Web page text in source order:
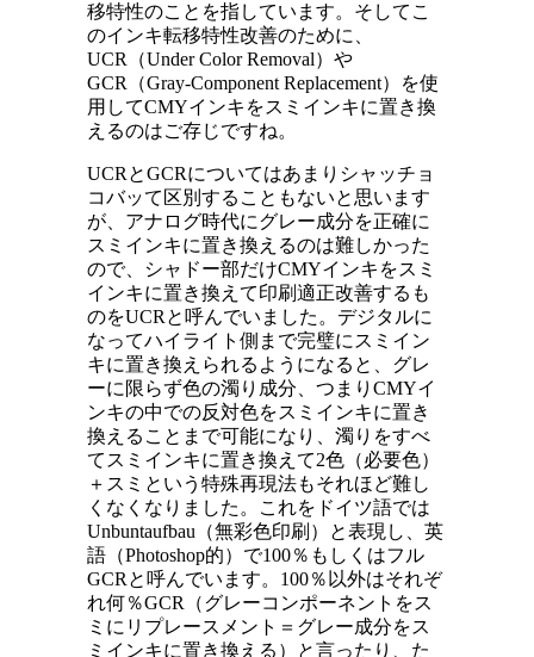
移特性のことを指しています。そしてこ
のインキ転移特性改善のために、
UCR（Under Color Removal）や
GCR（Gray-Component Replacement）を使
用してCMYインキをスミインキに置き換
えるのはご存じですね。
UCRとGCRについてはあまりシャッチョ
コバッて区別することもないと思います
が、アナログ時代にグレー成分を正確に
スミインキに置き換えるのは難しかった
ので、シャドー部だけCMYインキをスミ
インキに置き換えて印刷適正改善するも
のをUCRと呼んでいました。デジタルに
なってハイライト側まで完璧にスミイン
キに置き換えられるようになると、グレ
ーに限らず色の濁り成分、つまりCMYイ
ンキの中での反対色をスミインキに置き
換えることまで可能になり、濁りをすべ
てスミインキに置き換えて2色（必要色）
＋スミという特殊再現法もそれほど難し
くなくなりました。これをドイツ語では
Unbuntaufbau（無彩色印刷）と表現し、英
語（Photoshop的）で100％もしくはフル
GCRと呼んでいます。100％以外はそれぞ
れ何％GCR（グレーコンポーネントをス
ミにリプレースメント＝グレー成分をス
ミインキに置き換える）と言ったり、た